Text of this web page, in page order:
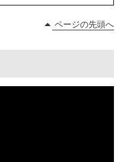
ページの先頭へ